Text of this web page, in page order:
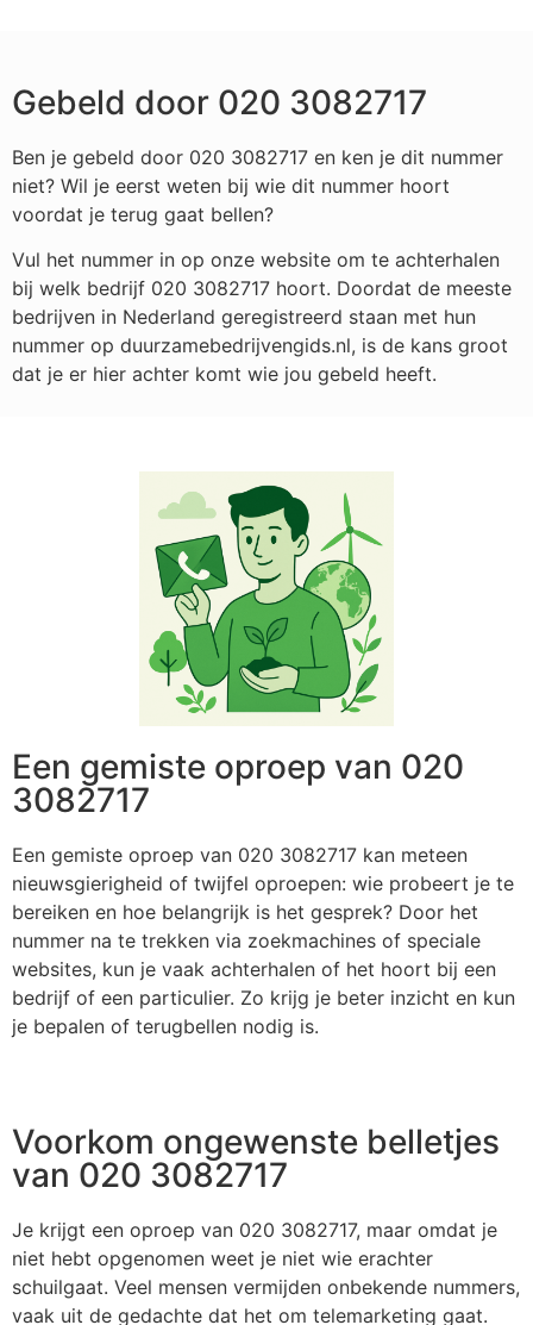
Gebeld door 020 3082717
Ben je gebeld door 020 3082717 en ken je dit nummer
niet? Wil je eerst weten bij wie dit nummer hoort
voordat je terug gaat bellen?
Vul het nummer in op onze website om te achterhalen
bij welk bedrijf 020 3082717 hoort. Doordat de meeste
bedrijven in Nederland geregistreerd staan met hun
nummer op duurzamebedrijvengids.nl, is de kans groot
dat je er hier achter komt wie jou gebeld heeft.
Een gemiste oproep van 020
3082717
Een gemiste oproep van 020 3082717 kan meteen
nieuwsgierigheid of twijfel oproepen: wie probeert je te
bereiken en hoe belangrijk is het gesprek? Door het
nummer na te trekken via zoekmachines of speciale
websites, kun je vaak achterhalen of het hoort bij een
bedrijf of een particulier. Zo krijg je beter inzicht en kun
je bepalen of terugbellen nodig is.
Voorkom ongewenste belletjes
van 020 3082717
Je krijgt een oproep van 020 3082717, maar omdat je
niet hebt opgenomen weet je niet wie erachter
schuilgaat. Veel mensen vermijden onbekende nummers,
vaak uit de gedachte dat het om telemarketing gaat.